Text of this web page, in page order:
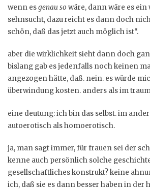
wenn esgenau so wäre, dann wäre es
sehnsucht, dazu reicht es dann doch
schön, daß das jetzt auch möglich ist“.
aber die wirklichkeit sieht dann doch
bislang gab es jedenfalls noch keinen
angezogen hätte, daß. nein. es würde
überwindung kosten. anders als im
eine deutung: ich bin das selbst. im
autoerotisch als homoerotisch.
ja, man sagt immer, für frauen sei der
kenne auch persönlich solche
gesellschaftliches konstrukt? keine
ich, daß sie es dann besser haben in der